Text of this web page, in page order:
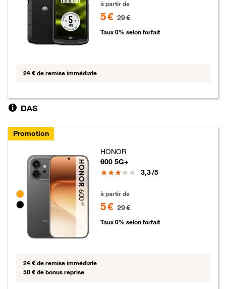
à partir de
5 € 29 €
Taux 0% selon forfait
24 € de remise immédiate
DAS
Promotion
Groupe de couleurs disponibles non sélectionnables
HONOR
600 5G+
Note
3,3/5
à partir de
5 € 29 €
Taux 0% selon forfait
24 € de remise immédiate
50 € de bonus reprise